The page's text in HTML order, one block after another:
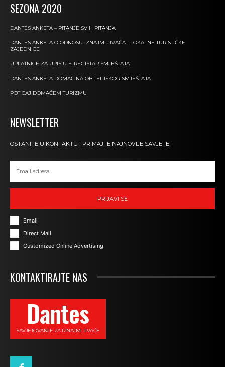
SEZONA 2020
DANTES ANKETA – PITANJE SVIH PITANJA
DANTES ANKETA O ODNOSU IZNAJMLJIVAČA I LOKALNE TURISTIČKE
ZAJEDNICE
UPLATNICE ZA UPIS U E-REGISTAR SMJEŠTAJA
DANTES ANKETA DOMAĆINA OBITELJSKOG SMJEŠTAJA
POTICAJ DOMAĆEM TURIZMU
NEWSLETTER
OSTANITE U KONTAKTU I PRIMAJTE NAJNOVIJE SAVJETE!
PRIJAVI SE
Email
Direct Mail
Customized Online Advertising
KONTAKTIRAJTE NAS
Dantes
SAVJETOVANJE ZA IZNAJMLJIVAČE